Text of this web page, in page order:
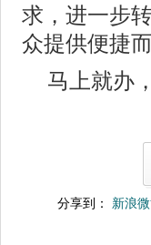
求，进一步
众提供便捷
马上就办
分享到： 新浪